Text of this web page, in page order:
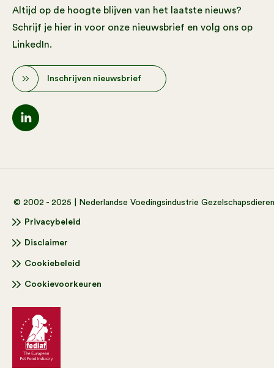
Altijd op de hoogte blijven van het laatste nieuws?
Schrijf je hier in voor onze nieuwsbrief en volg ons op
LinkedIn.
Inschrijven nieuwsbrief
© 2002 - 2025 | Nederlandse Voedingsindustrie
Privacybeleid
Disclaimer
Cookiebeleid
Cookievoorkeuren